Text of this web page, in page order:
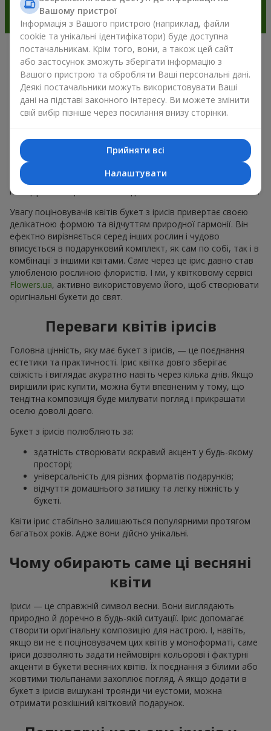
Чарівність ірисів у сучасній
флористиці м. Данилівка
Букет з ірисів — це універсальний вибір для подарунка до
будь-якого приводу. Адже він поєднує природну симетрію
Сьогодні букет з ірисів обирають ті, хто хоче подарувати
щось елегантне, але водночас стримане. Така композиція
для настрою виглядає свіжо та незвично. А ще букет з
ірисів створює романтичний настрій і дозволяє передати
найщиріші емоції близькій людині без зайвих слів і пояснень.
Увагу поціновувачів квітів букет з ірисів привертає своєю
делікатною формою та відчуттям природної гармонії. Він
ефектно вирізняється серед інших рослин і чудово
вписується в подарунковий комплект, як сам по собі, так і в
комбінації з іншими квітами. Саме через це ірис давно став
улюбленою рослиною флористів. І ми, у квітковому сервісі
Flowers.ua, активно використовуємо його, щоб створювати
оригінальні букети до свят.
Переваги квітів ірисів
Головна цінність, яку має букет з ірисів, — це поєднання
естетики та практичності. Ірис квітка довго зберігає
свіжість і виглядає акуратно навіть через кілька днів. Якщо
вирішили ірис купити, можна бути впевненим у тому, що
тендітна композиція буде милувати погляд і прикрашати
оселю доволі довго.
Букет з ірисів полюбляють за:
здатність створювати яскравий акцент у будь-якому
просторі;
універсальність для різних форматів подарунків;
відчуття домашнього затишку та легку ніжність у
букеті.
Квіти ірис стабільно залишаються популярними протягом
багатьох років. Адже вони дійсно унікальні.
Чому обирають саме ці весняні
квіти
Іриси — це справжній символ весни. Вони виглядають
природно й доречно в будь-якій ситуації. Ірис допомагає
створити оригінальну композицію для настрою. І, навіть,
якщо ви не є поціновувачем цих квітів у моноформаті, саме
іриси дозволяють задати неймовірні кольорові і фактурні
акценти в букети весняних квітів. Їх поєднання з білими або
жовтими тюльпанами захоплює погляд. А якщо додати в
букет з ірисів вишукані троянди чи еустоми, можна
отримати розкішний квітковий подарунок.
Вашому пристрої
Інформація з Вашого пристрою (наприклад, файли
cookie та унікальні ідентифікатори) буде доступна
постачальникам. Крім того, вони, а також цей сайт
або застосунок зможуть зберігати інформацію з
Вашого пристрою та обробляти Ваші персональні дані.
Деякі постачальники можуть використовувати Ваші
дані на підставі законного інтересу. Ви можете змінити
свій вибір пізніше через посилання внизу сторінки.
Прийняти всі
Налаштувати